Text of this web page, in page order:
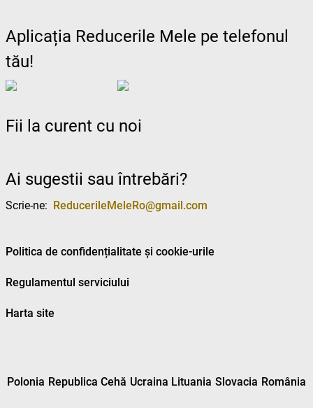
Aplicația Reducerile Mele pe telefonul
tău!
Fii la curent cu noi
Ai sugestii sau întrebări?
Scrie-ne: ReducerileMeleRo@gmail.com
Politica de confidențialitate și cookie-urile
Regulamentul serviciului
Harta site
Polonia Republica Cehă Ucraina Lituania Slovacia România